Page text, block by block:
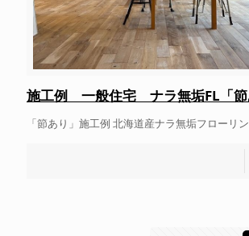
施工例 一般住宅 ナラ無垢FL「節
「節あり」施工例 北海道産ナラ無垢フローリ